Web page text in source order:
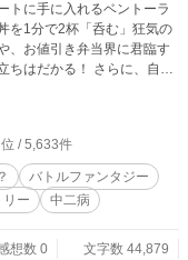
トに手に入れるベントーラ
を1分で2杯「呑む」狂気の
、お値引き弁当界に君臨す
ちはだかる！ さらに、自ら
セルフ値引き」を使う無
て激突する、知略とスピー
位 / 5,633件
バトルファンタジー
ー 中二病
想数 0
文字数 44,879